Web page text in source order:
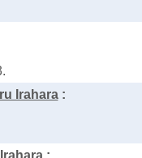
Irahara:
: